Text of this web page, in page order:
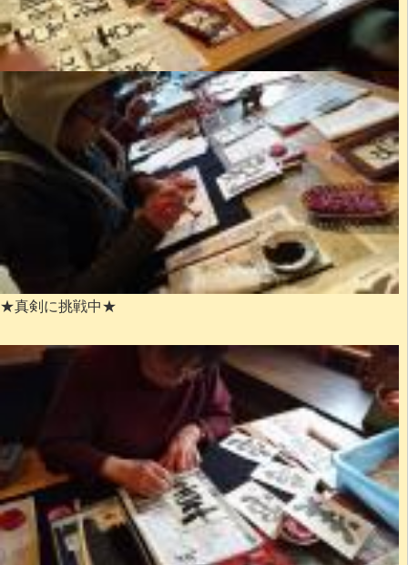
★真剣に挑戦中★